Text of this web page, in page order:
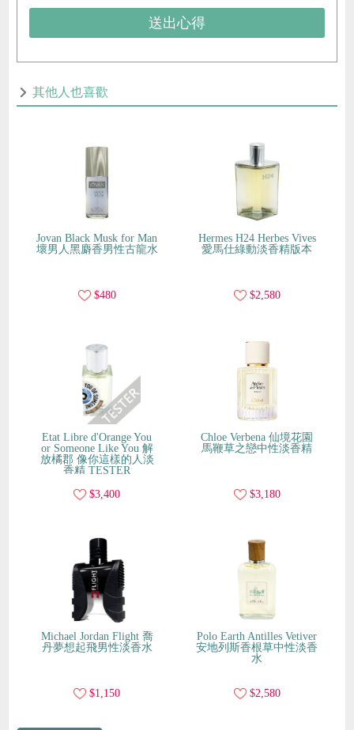
送出心得
其他人也喜歡
Jovan Black Musk for Man
壞男人黑麝香男性古龍水
$480
Hermes H24 Herbes Vives
愛馬仕綠動淡香精版本
$2,580
Etat Libre d'Orange You
or Someone Like You 解
放橘郡 像你這樣的人淡
香精 TESTER
$3,400
Chloe Verbena 仙境花園
馬鞭草之戀中性淡香精
$3,180
Michael Jordan Flight 喬
丹夢想起飛男性淡香水
$1,150
Polo Earth Antilles Vetiver
安地列斯香根草中性淡香
水
$2,580